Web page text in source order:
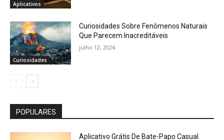
Aplicativos
Curiosidades
Curiosidades Sobre Fenômenos Naturais
Que Parecem Inacreditáveis
julho 12, 2024
POPULARES
Aplicativo Grátis De Bate-Papo Casual